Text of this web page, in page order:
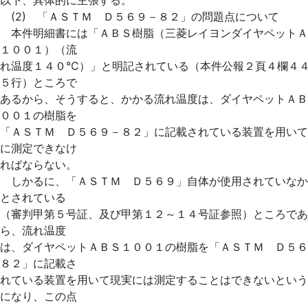
(2) 「ＡＳＴＭ Ｄ５６９－８２」の問題点について
本件明細書には「ＡＢＳ樹脂（三菱レイヨンダイヤペット
１００１）（流
れ温度１４０℃）」と明記されている（本件公報２頁４欄４
５行）ところで
あるから、そうすると、かかる流れ温度は、ダイヤペットＡ
００１の樹脂を
「ＡＳＴＭ Ｄ５６９－８２」に記載されている装置を用い
に測定できなけ
ればならない。
しかるに、「ＡＳＴＭ Ｄ５６９」自体が使用されていな
とされている
（審判甲第５号証、及び甲第１２～１４号証参照）ところで
ら、流れ温度
は、ダイヤペットＡＢＳ１００１の樹脂を「ＡＳＴＭ Ｄ５
８２」に記載さ
れている装置を用いて現実には測定することはできないとい
になり、この点